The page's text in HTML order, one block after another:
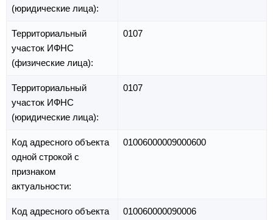
(юридические лица):
Территориальный
участок ИФНС
(физические лица):
0107
Территориальный
участок ИФНС
(юридические лица):
0107
Код адресного объекта
одной строкой с
признаком
актуальности:
01006000009000600
Код адресного объекта
010060000090006